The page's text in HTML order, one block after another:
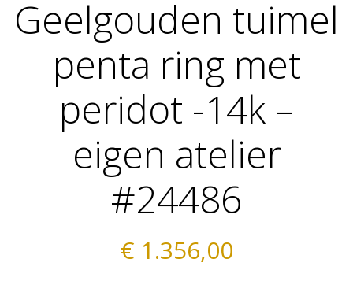
Geelgouden tuimel
penta ring met
peridot -14k –
eigen atelier
#24486
€ 1.356,00